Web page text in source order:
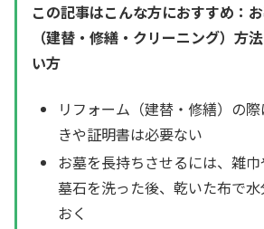
この記事はこんな方におすすめ：
（建替・修繕・クリーニング）方
い方
リフォーム（建替・修繕）の
きや証明書は必要ない
お墓を長持ちさせるには、雑
墓石を洗った後、乾いた布で
おく